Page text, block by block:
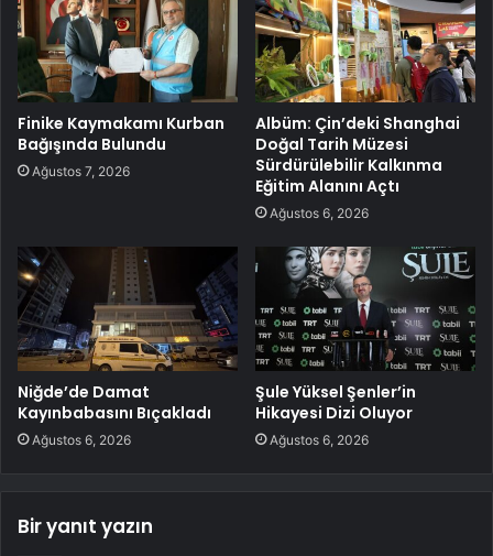
Finike Kaymakamı Kurban
Bağışında Bulundu
Ağustos 7, 2026
Albüm: Çin’deki Shanghai
Doğal Tarih Müzesi
Sürdürülebilir Kalkınma
Eğitim Alanını Açtı
Ağustos 6, 2026
Niğde’de Damat
Kayınbabasını Bıçakladı
Ağustos 6, 2026
Şule Yüksel Şenler’in
Hikayesi Dizi Oluyor
Ağustos 6, 2026
Bir yanıt yazın